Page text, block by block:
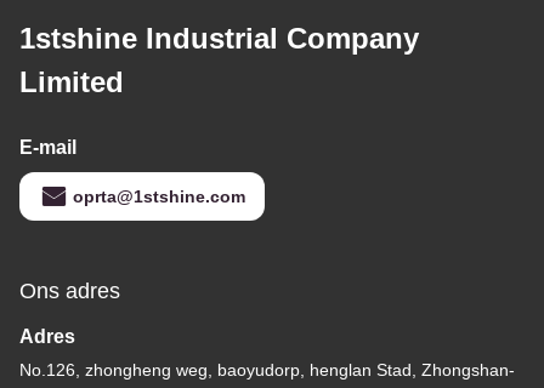
1stshine Industrial Company
Limited
E-mail
oprta@1stshine.com
Ons adres
Adres
No.126, zhongheng weg, baoyudorp, henglan Stad, Zhongshan-